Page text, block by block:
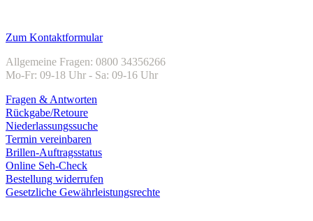
Zum Kontaktformular
Allgemeine Fragen: 0800 34356266
Mo-Fr: 09-18 Uhr - Sa: 09-16 Uhr
Fragen & Antworten
Rückgabe/Retoure
Niederlassungssuche
Termin vereinbaren
Brillen-Auftragsstatus
Online Seh-Check
Bestellung widerrufen
Gesetzliche Gewährleistungsrechte